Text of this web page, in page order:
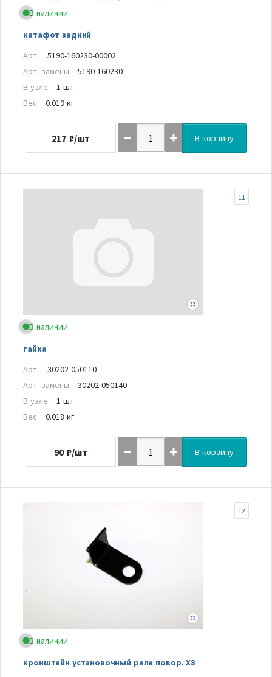
В наличии
катафот задний
Арт.
5190-160230-00002
Арт. замены
5190-160230
В узле
1 шт.
Вес
0.019 кг
217 ₽/шт В корзину
В наличии
гайка
11
Арт.
30202-050110
Арт. замены
30202-050140
В узле
1 шт.
Вес
0.018 кг
90 ₽/шт В корзину
В наличии
кронштейн установочный реле повор. Х8
12